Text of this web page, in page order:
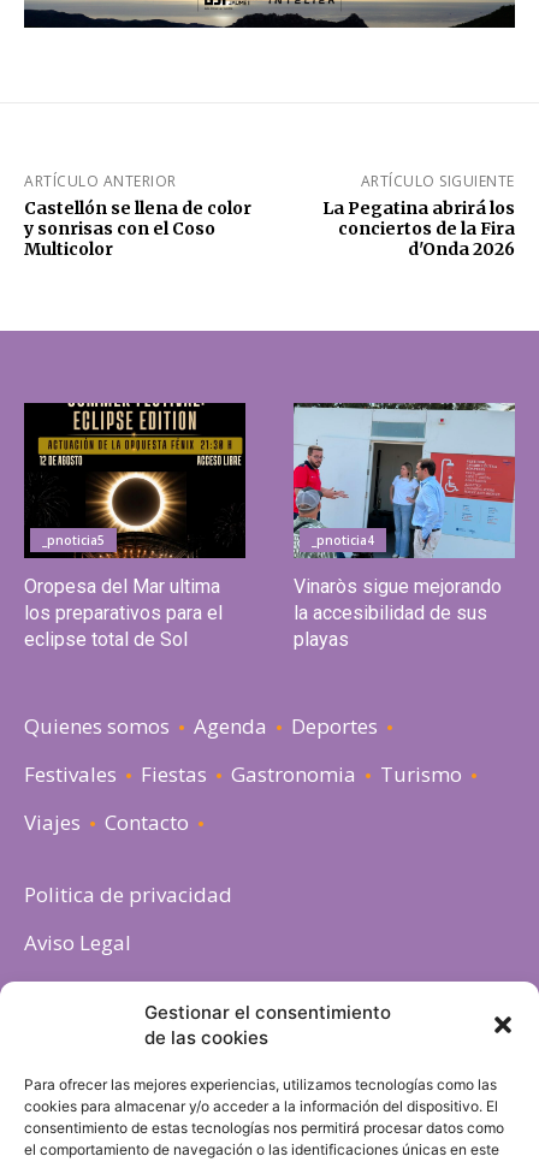
Gestionar el consentimiento
de las cookies
Para ofrecer las mejores experiencias, utilizamos tecnologías como las
cookies para almacenar y/o acceder a la información del dispositivo. El
consentimiento de estas tecnologías nos permitirá procesar datos como
el comportamiento de navegación o las identificaciones únicas en este
ARTÍCULO ANTERIOR
Castellón se llena de color
y sonrisas con el Coso
Multicolor
ARTÍCULO SIGUIENTE
La Pegatina abrirá los
conciertos de la Fira
d'Onda 2026
_pnoticia5
Oropesa del Mar ultima
los preparativos para el
eclipse total de Sol
_pnoticia4
Vinaròs sigue mejorando
la accesibilidad de sus
playas
Quienes somos Agenda
Deportes
Festivales
Fiestas Gastronomia
Turismo
Viajes
Contacto
Politica de privacidad
Aviso Legal
Política de cookies